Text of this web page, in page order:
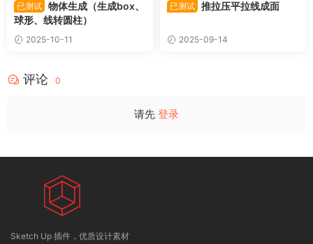
已测试 物体生成（生成box、
球形、线转圆柱）
2025-10-11
已测试 推拉压平拉线成面
2025-09-14
评论 0
请先 登录
Sketch Up 插件，优质设计素材